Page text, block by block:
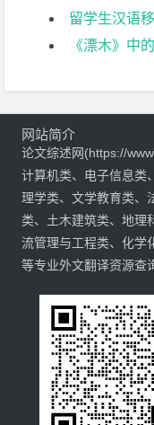
留学生汉语移
《漂木》中
网站简介
论文综述网(https://
计算机类、电子信息类
理学类、文学教育类、
类、土木建筑类、地理
流管理与工程类、化学
等专业外文翻译资源查